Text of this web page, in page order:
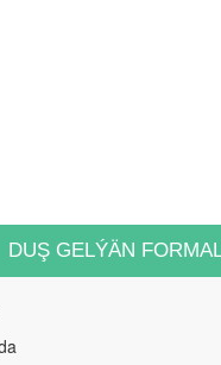
DUŞ GELÝÄN